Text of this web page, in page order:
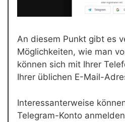
An diesem Punkt gibt es
Möglichkeiten, wie man
können sich mit Ihrer
Ihrer üblichen E-Mail-
Interessanterweise
Telegram-Konto